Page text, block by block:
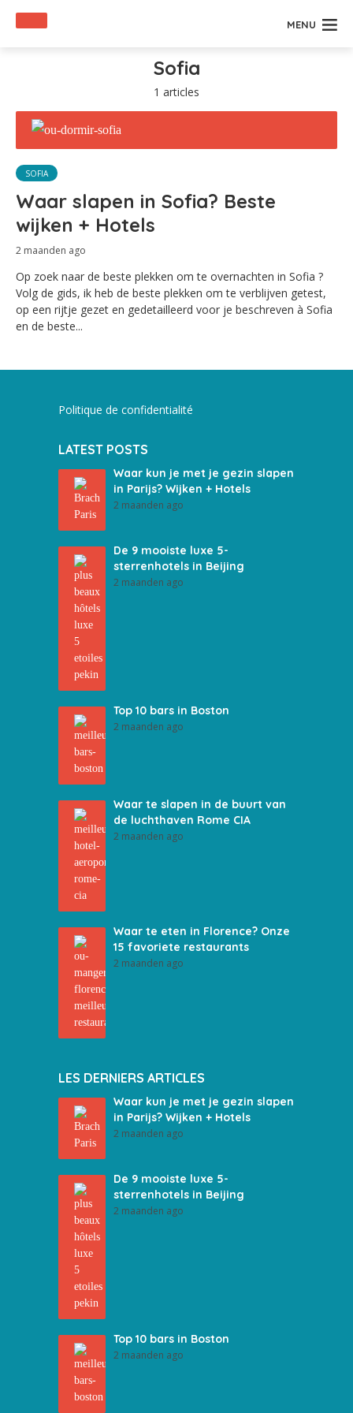
MENU
Sofia
1 articles
SOFIA
Waar slapen in Sofia? Beste
wijken + Hotels
2 maanden ago
Op zoek naar de beste plekken om te overnachten in Sofia ?
Volg de gids, ik heb de beste plekken om te verblijven getest,
op een rijtje gezet en gedetailleerd voor je beschreven à Sofia
en de beste...
Politique de confidentialité
LATEST POSTS
Waar kun je met je gezin slapen
in Parijs? Wijken + Hotels
2 maanden ago
De 9 mooiste luxe 5-
sterrenhotels in Beijing
2 maanden ago
Top 10 bars in Boston
2 maanden ago
Waar te slapen in de buurt van
de luchthaven Rome CIA
2 maanden ago
Waar te eten in Florence? Onze
15 favoriete restaurants
2 maanden ago
LES DERNIERS ARTICLES
Waar kun je met je gezin slapen
in Parijs? Wijken + Hotels
2 maanden ago
De 9 mooiste luxe 5-
sterrenhotels in Beijing
2 maanden ago
Top 10 bars in Boston
2 maanden ago